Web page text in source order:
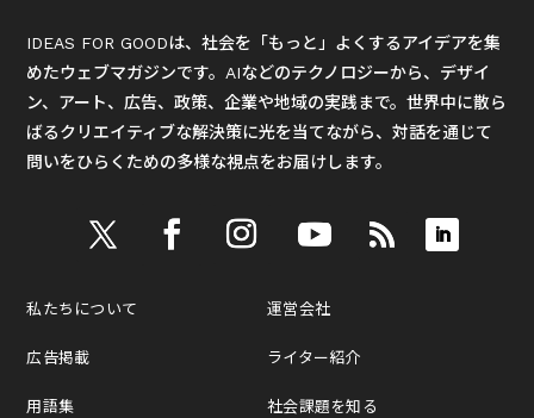
IDEAS FOR GOODは、社会を「もっと」よくするアイデアを集
めたウェブマガジンです。AIなどのテクノロジーから、デザイ
ン、アート、広告、政策、企業や地域の実践まで。世界中に散ら
ばるクリエイティブな解決策に光を当てながら、対話を通じて
問いをひらくための多様な視点をお届けします。
私たちについて
広告掲載
用語集
運営会社
ライター紹介
社会課題を知る